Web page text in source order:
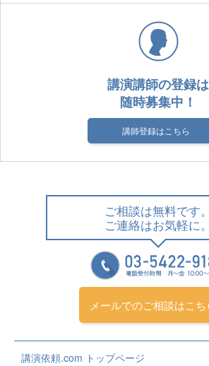
講演講師の登録は
随時募集中！
講師登録はこちら
ご相談は無料です。
ご連絡はお気軽に。
メールでのご相談はこち
講演依頼.com トップページ